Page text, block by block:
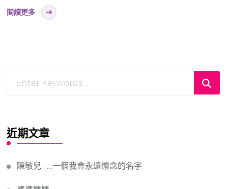
閱讀更多
for
近期文章
陳敏兒……一個我會永遠懷念的名字